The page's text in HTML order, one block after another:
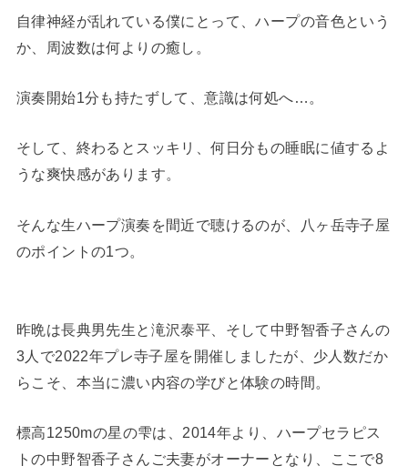
自律神経が乱れている僕にとって、ハープの音色という
か、周波数は何よりの癒し。
演奏開始1分も持たずして、意識は何処へ…。
そして、終わるとスッキリ、何日分もの睡眠に値するよ
うな爽快感があります。
そんな生ハープ演奏を間近で聴けるのが、八ヶ岳寺子屋
のポイントの1つ。
昨晩は長典男先生と滝沢泰平、そして中野智香子さんの
3人で2022年プレ寺子屋を開催しましたが、少人数だか
らこそ、本当に濃い内容の学びと体験の時間。
標高1250mの星の雫は、2014年より、ハープセラピス
トの中野智香子さんご夫妻がオーナーとなり、ここで8